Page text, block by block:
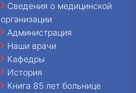
Сведения о медицинской
организации
Администрация
Наши врачи
Кафедры
История
Книга 85 лет больнице